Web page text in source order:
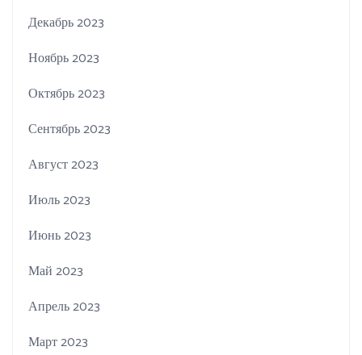
Декабрь 2023
Ноябрь 2023
Октябрь 2023
Сентябрь 2023
Август 2023
Июль 2023
Июнь 2023
Май 2023
Апрель 2023
Март 2023